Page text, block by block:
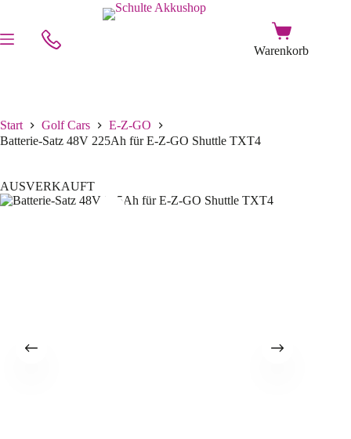
Start Golf Cars
E-Z-GO
Batterie-Satz 48V 225Ah für E-Z-GO Shuttle TXT4
AUSVERKAUFT